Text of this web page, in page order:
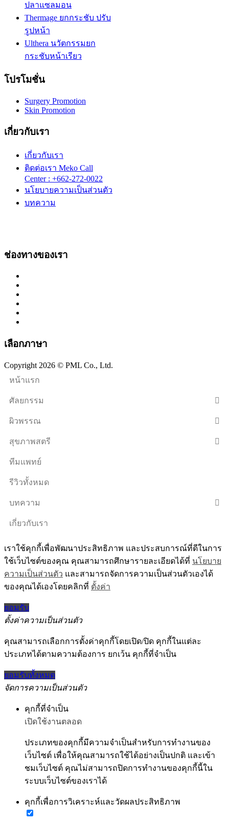
ปลาแซลมอน
Thermage ยกกระชับ ปรับ
รูปหน้า
Ulthera นวัตกรรมยก
กระชับหน้าเรียว
โปรโมชั่น
Surgery Promotion
Skin Promotion
เกี่ยวกับเรา
เกี่ยวกับเรา
ติดต่อเรา Meko Call
Center : +662-272-0022
นโยบายความเป็นส่วนตัว
บทความ
ช่องทางของเรา
เลือกภาษา
Copyright 2026 © PML Co., Ltd.
หน้าแรก
ศัลยกรรม
ผิวพรรณ
สุขภาพสตรี
ทีมแพทย์
รีวิวทั้งหมด
บทความ
เกี่ยวกับเรา
เราใช้คุกกี้เพื่อพัฒนาประสิทธิภาพ และประสบการณ์ที่ดีในการ
ใช้เว็บไซต์ของคุณ คุณสามารถศึกษารายละเอียดได้ที่ นโยบาย
ความเป็นส่วนตัว และสามารถจัดการความเป็นส่วนตัวเองได้
ของคุณได้เองโดยคลิกที่ ตั้งค่า
ยอมรับ
ตั้งค่าความเป็นส่วนตัว
คุณสามารถเลือกการตั้งค่าคุกกี้โดยเปิด/ปิด คุกกี้ในแต่ละ
ประเภทได้ตามความต้องการ ยกเว้น คุกกี้ที่จำเป็น
ยอมรับทั้งหมด
จัดการความเป็นส่วนตัว
คุกกี้ที่จำเป็น
เปิดใช้งานตลอด
ประเภทของคุกกี้มีความจำเป็นสำหรับการทำงานของ
เว็บไซต์ เพื่อให้คุณสามารถใช้ได้อย่างเป็นปกติ และเข้า
ชมเว็บไซต์ คุณไม่สามารถปิดการทำงานของคุกกี้นี้ใน
ระบบเว็บไซต์ของเราได้
คุกกี้เพื่อการวิเคราะห์และวัดผลประสิทธิภาพ